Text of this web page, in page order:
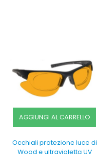
AGGIUNGI AL CARRELLO
Occhiali protezione luce di
Wood e ultravioletta UV